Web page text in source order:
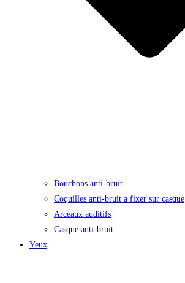
Bouchons anti-bruit
Coquilles anti-bruit a fixer sur casque
Arceaux auditifs
Casque anti-bruit
Yeux